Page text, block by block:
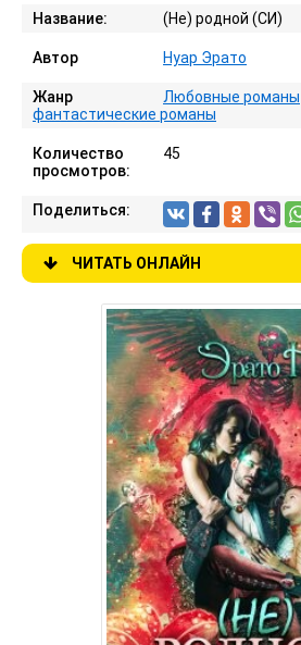
Название: (Не) родной (СИ)
Автор Нуар Эрато
Жанр Любовные романы
фантастические романы
Количество
просмотров:
45
Поделиться:
ЧИТАТЬ ОНЛАЙН